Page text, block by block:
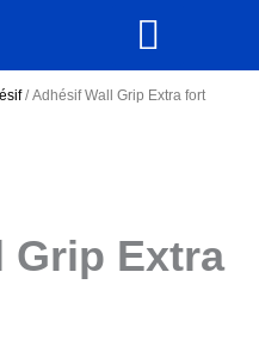
/ Adhésif Wall Grip Extra fort
Grip Extra